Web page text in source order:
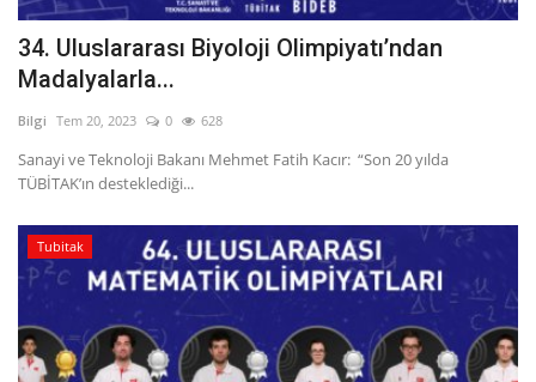
34. Uluslararası Biyoloji Olimpiyatı’ndan
Madalyalarla...
Bilgi Tem 20, 2023 0 628
Sanayi ve Teknoloji Bakanı Mehmet Fatih Kacır: “Son 20 yılda
TÜBİTAK’ın desteklediği...
Tubitak